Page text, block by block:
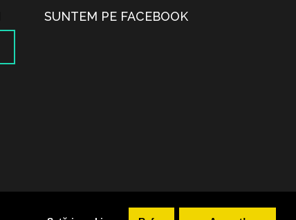
SUNTEM PE FACEBOOK